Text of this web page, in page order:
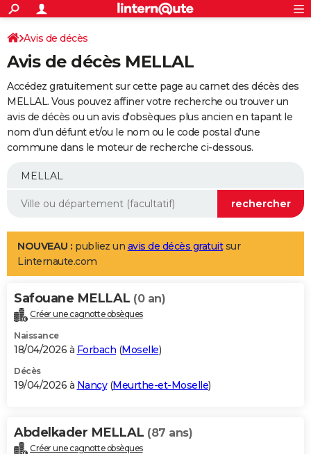
ACTUALITÉS
Politique
Société
Faits Divers
Education
Monde
Villes
+
SPORT
Coupe du monde 2026
Football
Tennis
Cyclisme
Rugby
Forum
Programme TV
TNT
Streaming
Cinéma
Sorties cinéma
Musique
+
FINANCE
Retraite
Epargne
Immobilier
Risques naturels par ville
Banque
Assurance
AUTO
Essais
Réserver un essai
Citadines
Berlines
SUV
Forum auto
+
Mobiles
Meilleur smartphone
Internet
Ordinateurs
Jeux vidéo
Guide high-tech
Aménagement intérieur
LIFESTYLE
Art de vivre
Bien-être
Loisirs
Mode
Modes de vie
Alimentation
Guide de la santé
Maladies
Médicaments
Sommeil
VOYAGE
Destinations
City break
Voyage nature
Voyage de noces
Forum
Climat
+PHOTO
GUIDES D'ACHAT
BONS PLANS
Carte de Noël
Carte Bonne année
Carte Saint-Valentin
Carte Pâques
Carte d'anniversaire
DICTIONNAIRE
Avis de décès
Avis de décès MELLAL
Accédez gratuitement sur cette page au carnet des décès des
MELLAL. Vous pouvez affiner votre recherche ou trouver un
avis de décès ou un avis d'obsèques plus ancien en tapant le
nom d'un défunt et/ou le nom ou le code postal d'une
commune dans le moteur de recherche ci-dessous.
NOUVEAU : publiez un avis de décès gratuitsur
Linternaute.com
Safouane MELLAL (0 an)
Créer une cagnotte obsèques
Naissance
18/04/2026 à Forbach (Moselle)
Décès
19/04/2026 à Nancy(Meurthe-et-Moselle)
Abdelkader MELLAL (87 ans)
Créer une cagnotte obsèques